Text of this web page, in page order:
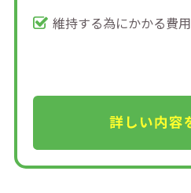
維持する為にかかる費用